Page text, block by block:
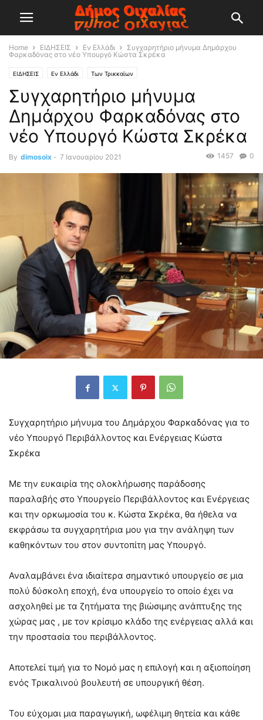
Home ΕΙΔΗΣΕΙΣ Εν Ελλάδι
Συγχαρητήριο μήνυμα Δημάρχου
Φαρκαδόνας στο νέο Υπουργό Κώστα Σκρέκα
ΕΙΔΗΣΕΙΣ Εν Ελλάδι Των Τρικκαίων
Συγχαρητήριο μήνυμα
Δημάρχου Φαρκαδόνας στο
νέο Υπουργό Κώστα Σκρέκα
By dimosoix - 7 Ιανουαρίου 2021 0
1457
Συγχαρητήριο μήνυμα του Δημάρχου Φαρκαδόνας για το
νέο Υπουργό Περιβάλλοντος και Ενέργειας Κώστα
Σκρέκα
Με την ευκαιρία της ολοκλήρωσης παράδοσης
παραλαβής στο Υπουργείο Περιβάλλοντος και Ενέργειας
και την ορκωμοσία του κ. Κώστα Σκρέκα, θα ήθελα να
εκφράσω τα συγχαρητήρια μου για την ανάληψη των
καθηκόντων του στον συντοπίτη μας Υπουργό.
Αναλαμβάνει ένα ιδιαίτερα σημαντικό υπουργείο σε μια
πολύ δύσκολη εποχή, ένα υπουργείο το οποίο έχει να
ασχοληθεί με τα ζητήματα της βιώσιμης ανάπτυξης της
χώρας μας , με τον κρίσιμο κλάδο της ενέργειας αλλά και
την προστασία του περιβάλλοντος.
Αποτελεί τιμή για το Νομό μας η επιλογή και η αξιοποίηση
ενός Τρικαλινού βουλευτή σε υπουργική θέση.
Του εύχομαι μια παραγωγική, ωφέλιμη θητεία και κάθε